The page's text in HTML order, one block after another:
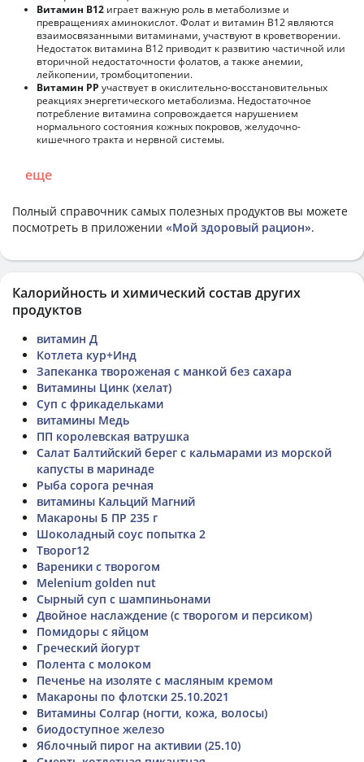
Витамин В12 играет важную роль в метаболизме и
превращениях аминокислот. Фолат и витамин В12 являются
взаимосвязанными витаминами, участвуют в кроветворении.
Недостаток витамина В12 приводит к развитию частичной или
вторичной недостаточности фолатов, а также анемии,
лейкопении, тромбоцитопении.
Витамин РР участвует в окислительно-восстановительных
реакциях энергетического метаболизма. Недостаточное
потребление витамина сопровождается нарушением
нормального состояния кожных покровов, желудочно-
кишечного тракта и нервной системы.
еще
Полный справочник самых полезных продуктов вы можете
посмотреть в приложении «Мой здоровый рацион».
Калорийность и химический состав других
продуктов
витамин Д
Котлета кур+Инд
Запеканка твороженая с манкой без сахара
Витамины Цинк (хелат)
Суп с фрикадельками
витамины Медь
ПП королевская ватрушка
Салат Балтийский берег с кальмарами из морской
капусты в маринаде
Рыба сорога речная
витамины Кальций Магний
Макароны Б ПР 235 г
Шоколадный соус попытка 2
Творог12
Вареники с творогом
Melenium golden nut
Сырный суп с шампиньонами
Двойное наслаждение (с творогом и персиком)
Помидоры с яйцом
Греческий йогурт
Полента с молоком
Печенье на изоляте с масляным кремом
Макароны по флотски 25.10.2021
Витамины Солгар (ногти, кожа, волосы)
биодоступное железо
Яблочный пирог на активии (25.10)